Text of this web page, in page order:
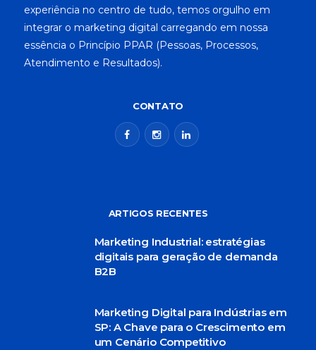
experiência no centro de tudo, temos orgulho em
integrar o marketing digital carregando em nossa
essência o Princípio PPAR (Pessoas, Processos,
Atendimento e Resultados).
CONTATO
ARTIGOS RECENTES
Marketing Industrial: estratégias
digitais para geração de demanda
B2B
Marketing Digital para Indústrias em
SP: A Chave para o Crescimento em
um Cenário Competitivo